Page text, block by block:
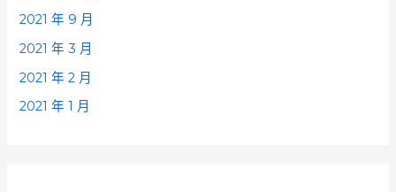
2021 年 9 月
2021 年 3 月
2021 年 2 月
2021 年 1 月